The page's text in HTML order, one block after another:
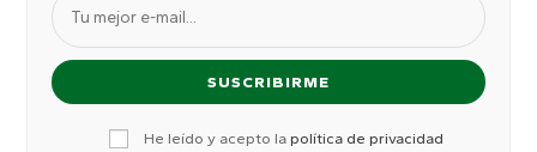
He leído y acepto la política de privacidad